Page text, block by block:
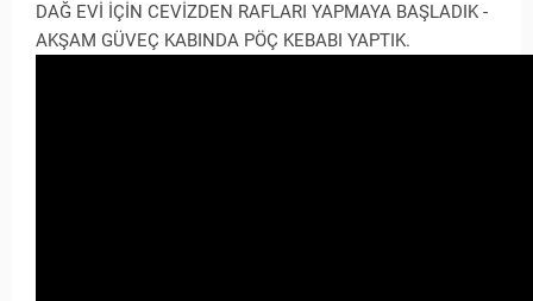
DAĞ EVİ İÇİN CEVİZDEN RAFLARI YAPMAYA BAŞLADIK -
AKŞAM GÜVEÇ KABINDA PÖÇ KEBABI YAPTIK.